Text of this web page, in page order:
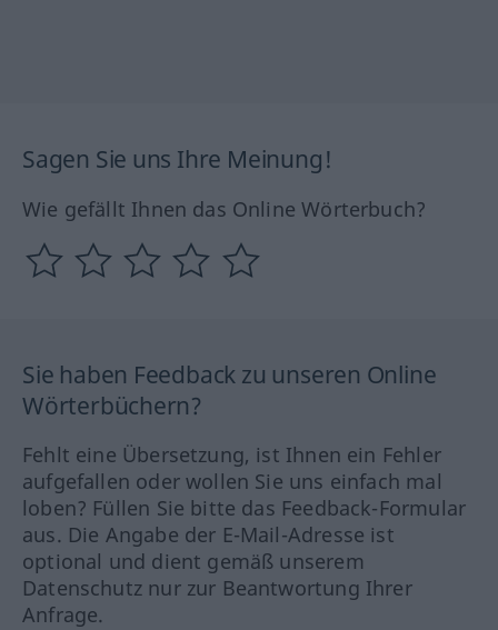
Sagen Sie uns Ihre Meinung!
Wie gefällt Ihnen das Online Wörterbuch?
Sie haben Feedback zu unseren Online
Wörterbüchern?
Fehlt eine Übersetzung, ist Ihnen ein Fehler
aufgefallen oder wollen Sie uns einfach mal
loben? Füllen Sie bitte das Feedback-Formular
aus. Die Angabe der E-Mail-Adresse ist
optional und dient gemäß unserem
Datenschutz nur zur Beantwortung Ihrer
Anfrage.